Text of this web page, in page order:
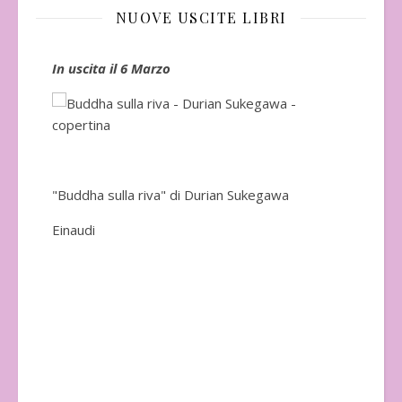
NUOVE USCITE LIBRI
In uscita il 6 Marzo
"Buddha sulla riva" di Durian Sukegawa
Einaudi